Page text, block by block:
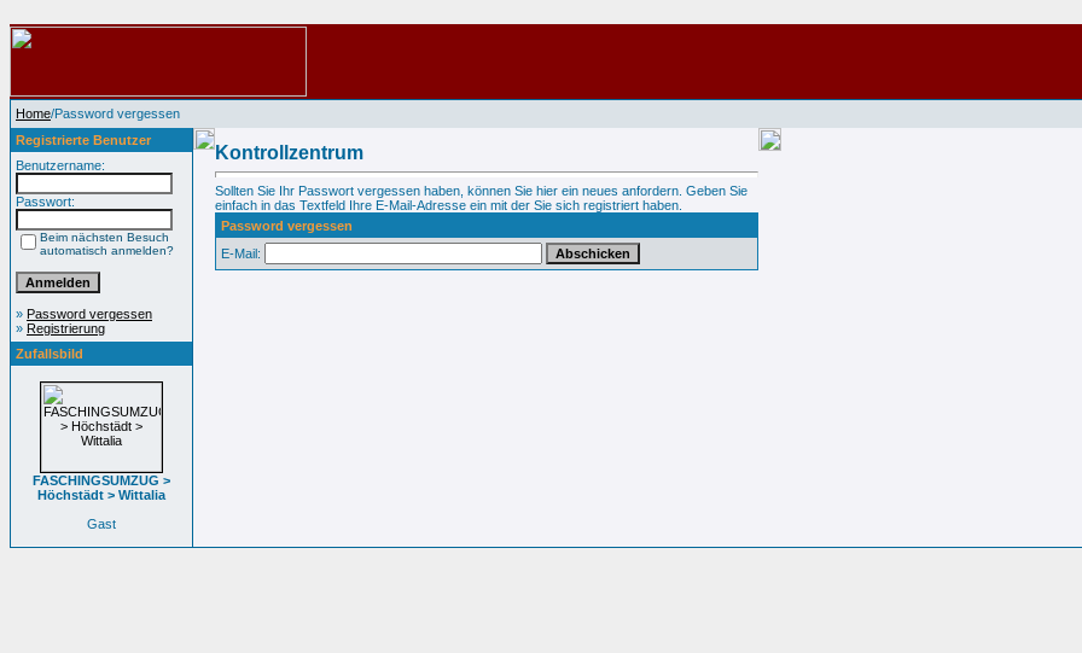
Home/Password vergessen
Registrierte Benutzer
Benutzername:
Passwort:
Beim nächsten Besuch
automatisch anmelden?
» Password vergessen
» Registrierung
Zufallsbild
FASCHINGSUMZUG >
Höchstädt > Wittalia
Gast
Kontrollzentrum
Sollten Sie Ihr Passwort vergessen haben, können Sie hier ein neues anfordern. Geben Sie
einfach in das Textfeld Ihre E-Mail-Adresse ein mit der Sie sich registriert haben.
Password vergessen
E-Mail: